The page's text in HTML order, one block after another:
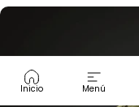
Inicio Menú